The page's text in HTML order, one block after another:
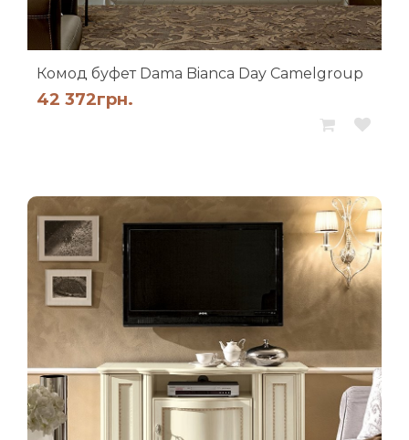
Комод буфет Dama Bianca Day Camelgroup
42 372грн.